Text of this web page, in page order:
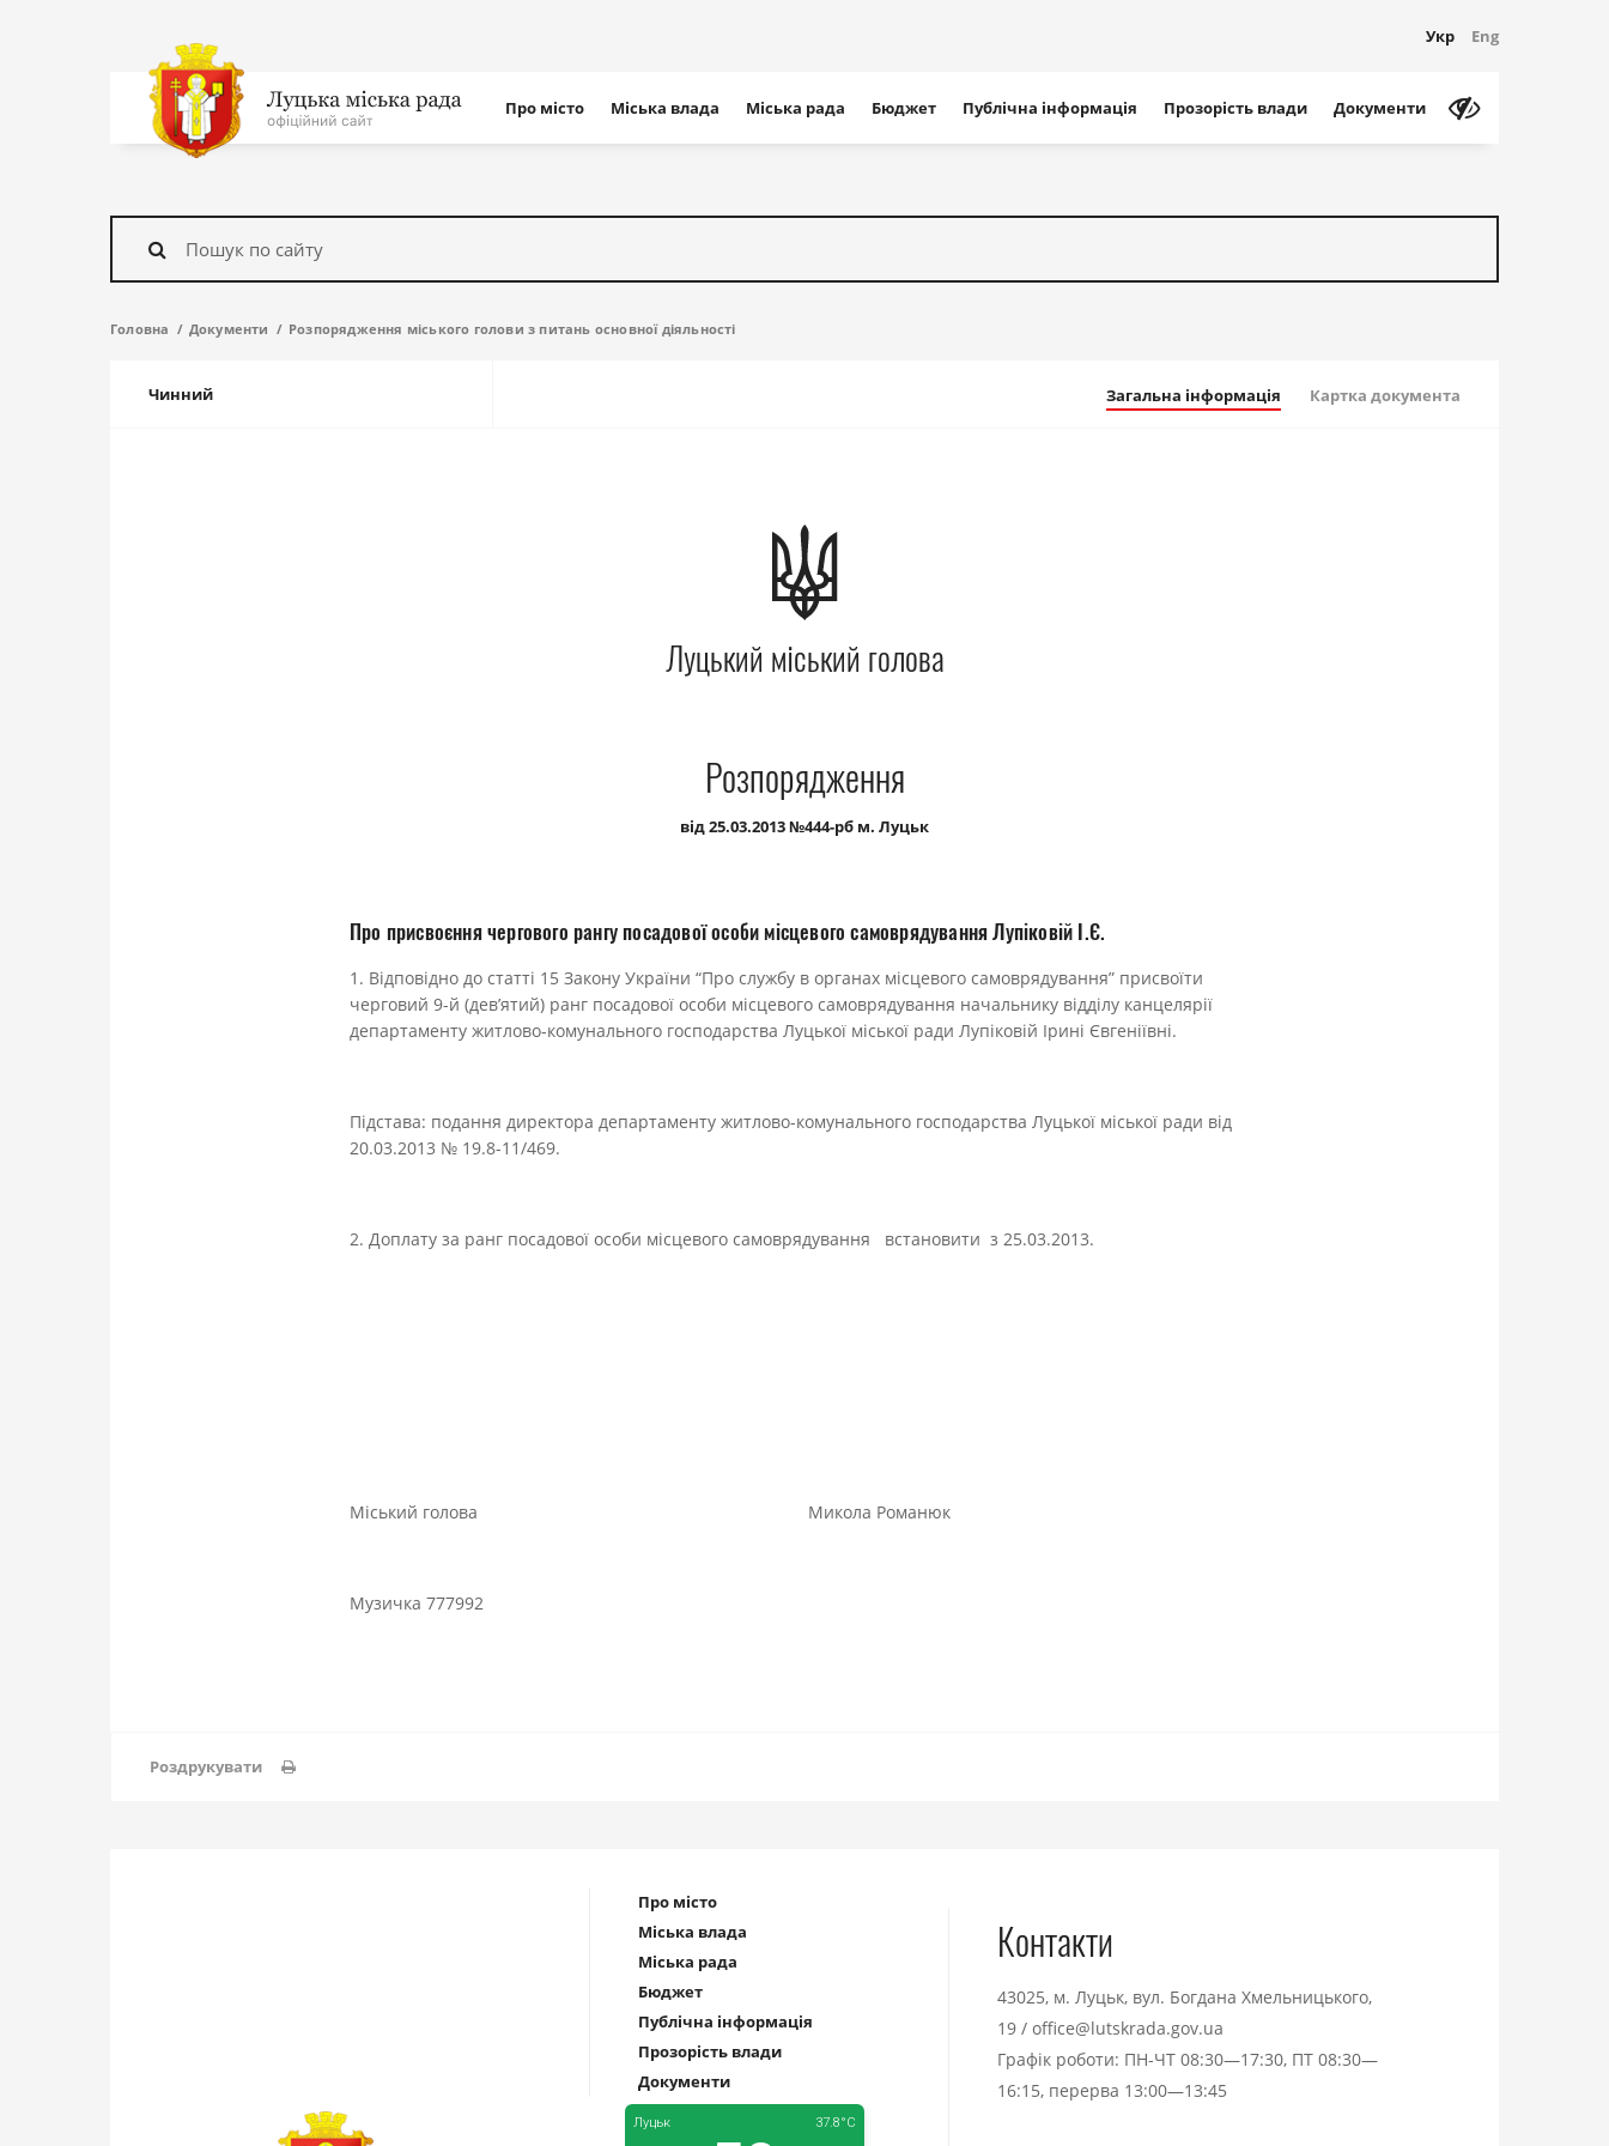
Укр Eng
На
головну
сайту
Про місто Міська влада Міська рада Бюджет Публічна інформація Прозорість влади Документи
Знайти
Головна Документи Розпорядження міського голови з питань основної діяльності
Чинний Загальна інформація Картка документа
Луцький міський голова
Розпорядження
від 25.03.2013 №444-рб м. Луцьк
Про присвоєння чергового рангу посадової особи місцевого самоврядування Лупіковій І.Є.
1. Відповідно до статті 15 Закону України “Про службу в органах місцевого самоврядування” присвоїти
черговий 9-й (дев’ятий) ранг посадової особи місцевого самоврядування начальнику відділу канцелярії
департаменту житлово-комунального господарства Луцької міської ради Лупіковій Ірині Євгеніївні.
Підстава: подання директора департаменту житлово-комунального господарства Луцької міської ради від
20.03.2013 № 19.8-11/469.
2. Доплату за ранг посадової особи місцевого самоврядування встановити з 25.03.2013.
Міський голова Микола Романюк
Музичка 777992
Роздрукувати
Про місто
Міська влада
Міська рада
Бюджет
Публічна інформація
Прозорість влади
Документи
Контакти
43025, м. Луцьк, вул. Богдана Хмельницького,
19 / office@lutskrada.gov.ua
Графік роботи: ПН-ЧТ 08:30—17:30, ПТ 08:30—
16:15, перерва 13:00—13:45